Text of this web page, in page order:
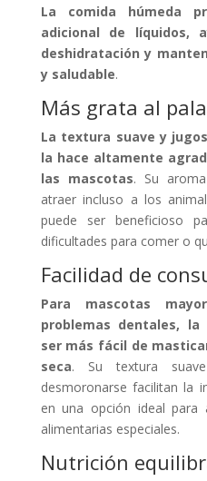
La comida húmeda
adicional de líquidos,
deshidratación y
y saludable.
Más grata al
La textura suave y
la hace altamente
las mascotas. Su
atraer incluso a los
puede ser beneficioso
dificultades para comer o
Facilidad de
Para mascotas
problemas dentales, la
ser más fácil de
seca. Su textura
desmoronarse facilitan la
en una opción ideal para
alimentarias especiales.
Nutrición